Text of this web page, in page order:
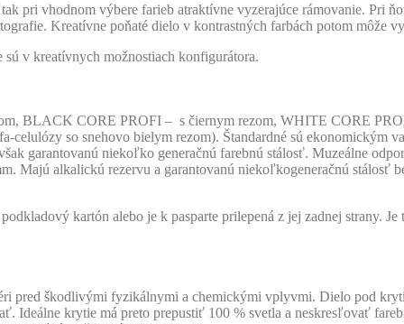
pri vhodnom výbere farieb atraktívne vyzerajúce rámovanie. Pri
Kreatívne poňaté dielo v kontrastných farbách potom môže
v kreatívnych možnostiach konfigurátora.
BLACK CORE PROFI – s čiernym rezom, WHITE CORE
so snehovo bielym rezom). Štandardné sú ekonomickým
garantovanú niekoľko generačnú farebnú stálosť. Muzeálne
Majú alkalickú rezervu a garantovanú niekoľkogeneračnú stálosť
kartón alebo je k pasparte prilepená z jej zadnej strany.
pred škodlivými fyzikálnymi a chemickými vplyvmi. Dielo pod
Ideálne krytie má preto prepustiť 100 % svetla a neskresľovať